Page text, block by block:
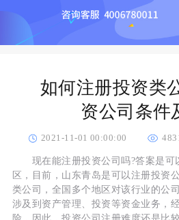
如何注册投资类
资公司条件
2021-11-01 00:00:00
现在能注册投资公司吗?答案是可
区，目前，山东青岛是可以注册投资
类公司，全国多个地区对该行业的公
涉及到资产管理、投资等资金业务，